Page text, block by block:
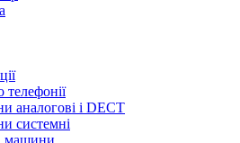
телефонії
аналогові і DECT
системні
машини